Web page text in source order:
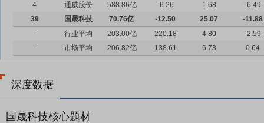
4
通威股份 588.86亿 -6.26 1.68
-6.49
39
国晟科技 70.76亿 -12.50 25.07
-11.88
-
行业平均 203.00亿 220.18 4.80
-2.59
-
市场平均 206.82亿 138.61 6.73 0.64
深度数据
国晟科技核心题材